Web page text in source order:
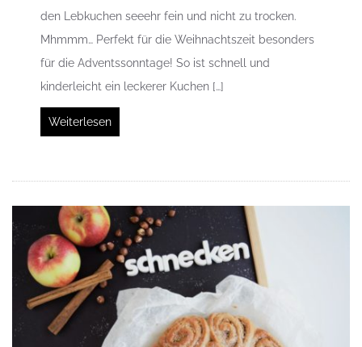
den Lebkuchen seeehr fein und nicht zu trocken.
Mhmmm… Perfekt für die Weihnachtszeit besonders
für die Adventssonntage! So ist schnell und
kinderleicht ein leckerer Kuchen […]
Weiterlesen